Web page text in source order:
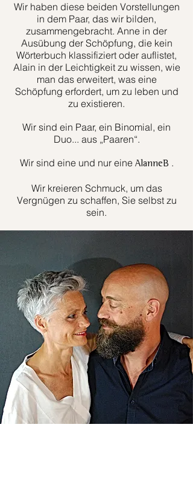
Wir haben diese beiden Vorstellungen
in dem Paar, das wir bilden,
zusammengebracht. Anne in der
Ausübung der Schöpfung, die kein
Wörterbuch klassifiziert oder auflistet,
Alain in der Leichtigkeit zu wissen, wie
man das erweitert, was eine
Schöpfung erfordert, um zu leben und
zu existieren.
Wir sind ein Paar, ein Binomial, ein
Duo... aus „Paaren“.
Wir sind eine und nur eine AlanneB .
Wir kreieren Schmuck, um das
Vergnügen zu schaffen, Sie selbst zu
sein.